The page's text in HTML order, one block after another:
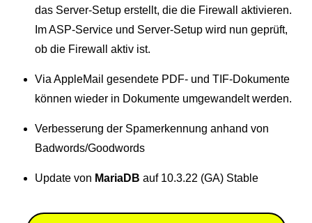
das Server-Setup erstellt, die die Firewall aktivieren.
Im ASP-Service und Server-Setup wird nun geprüft,
ob die Firewall aktiv ist.
Via AppleMail gesendete PDF- und TIF-Dokumente
können wieder in Dokumente umgewandelt werden.
Verbesserung der Spamerkennung anhand von
Badwords/Goodwords
Update von MariaDB auf 10.3.22 (GA) Stable